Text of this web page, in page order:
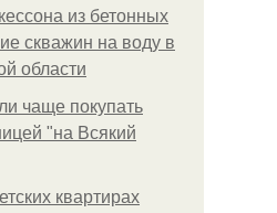
из бетонных
скважин на воду в
области
чаще покупать
"на Всякий
квартирах